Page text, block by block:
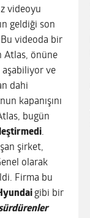
videoyu
geldiği son
videoda bir
Atlas, önüne
aşabiliyor ve
dahi
kapanışını
bugün
.
şirket,
olarak
Firma bu
gibi bir